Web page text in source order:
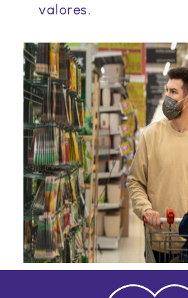
valores.